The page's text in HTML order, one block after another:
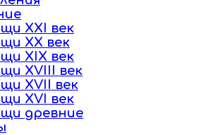
XXI век
XX век
XIX век
XVIII век
XVII век
XVI век
древние